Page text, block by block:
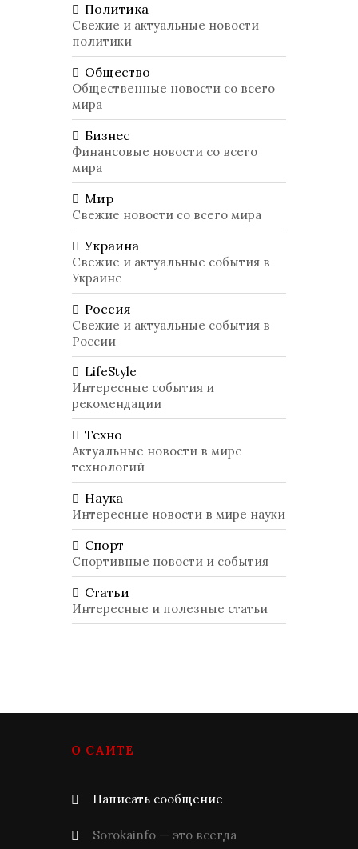
Политика
Свежие и актуальные новости
политики
Общество
Общественные новости со всего
мира
Бизнес
Финансовые новости со всего
мира
Мир
Свежие новости со всего мира
Украина
Свежие и актуальные события в
Украине
Россия
Свежие и актуальные события в
России
LifeStyle
Интересные события и
рекомендации
Техно
Актуальные новости в мире
технологий
Наука
Интересные новости в мире науки
Спорт
Спортивные новости и события
Статьи
Интересные и полезные статьи
О САЙТЕ
Написать сообщение
Sorokainfo — это всегда